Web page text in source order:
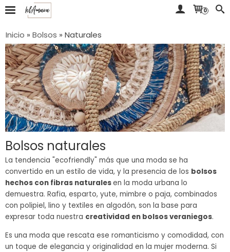
0
Inicio » Bolsos » Naturales
Bolsos naturales
La tendencia "ecofriendly" más que una moda se ha
convertido en un estilo de vida, y la presencia de los bolsos
hechos con fibras naturalesen la moda urbana lo
demuestra. Rafia, esparto, yute, mimbre o paja, combinados
con polipiel, lino y textiles en algodón, son la base para
expresar toda nuestra creatividad en bolsos veraniegos.
Es una moda que rescata ese romanticismo y comodidad, con
un toque de elegancia y originalidad en la mujer moderna. Si